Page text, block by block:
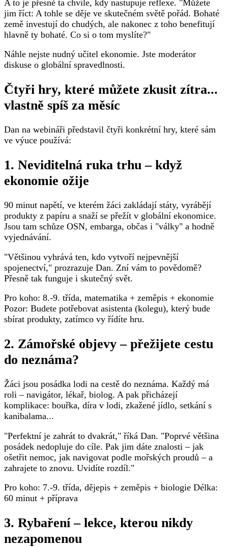
A to je přesně ta chvíle, kdy nastupuje reflexe. "Můžete
jim říct: A tohle se děje ve skutečném světě pořád. Bohaté
země investují do chudých, ale nakonec z toho benefitují
hlavně ty bohaté. Co si o tom myslíte?"
Náhle nejste nudný učitel ekonomie. Jste moderátor
diskuse o globální spravedlnosti.
Čtyři hry, které můžete zkusit zítra...
vlastně spíš za měsíc
Dan na webináři představil čtyři konkrétní hry, které sám
ve výuce používá:
1. Neviditelná ruka trhu – když
ekonomie ožije
90 minut napětí, ve kterém žáci zakládají státy, vyrábějí
produkty z papíru a snaží se přežít v globální ekonomice.
Jsou tam schůze OSN, embarga, občas i "války" a hodně
vyjednávání.
"Většinou vyhrává ten, kdo vytvoří nejpevnější
spojenectví," prozrazuje Dan. Zní vám to povědomě?
Přesně tak funguje i skutečný svět.
Pro koho: 8.-9. třída, matematika + zeměpis + ekonomie
Pozor: Budete potřebovat asistenta (kolegu), který bude
sbírat produkty, zatímco vy řídíte hru.
2. Zámořské objevy – přežijete cestu
do neznáma?
Žáci jsou posádka lodi na cestě do neznáma. Každý má
roli – navigátor, lékař, biolog. A pak přicházejí
komplikace: bouřka, díra v lodi, zkažené jídlo, setkání s
kanibalama...
"Perfektní je zahrát to dvakrát," říká Dan. "Poprvé většina
posádek nedopluje do cíle. Pak jim dáte znalosti – jak
ošetřit nemoc, jak navigovat podle mořských proudů – a
zahrajete to znovu. Uvidíte rozdíl."
Pro koho: 7.-9. třída, dějepis + zeměpis + biologie Délka:
60 minut + příprava
3. Rybaření – lekce, kterou nikdy
nezapomenou